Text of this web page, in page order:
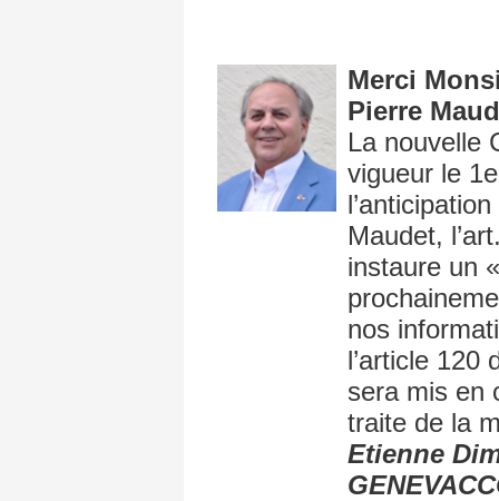
Merci
Pierre
La nouvelle
vigueur le
Maudet,
instaure un
nos
l’article 120
sera mis en
traite de la
Etienne